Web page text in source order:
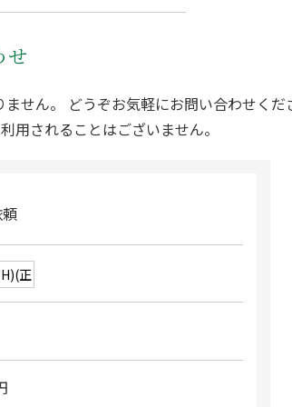
せ
せん。 どうぞお気軽にお問い合わせくだ
用されることはございません。